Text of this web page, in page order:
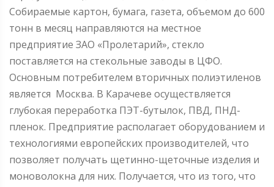
Собираемые картон, бумага, газета, объемом до 600
тонн в месяц направляются на местное
предприятие ЗАО «Пролетарий», стекло
поставляется на стекольные заводы в ЦФО.
Основным потребителем вторичных полиэтиленов
является Москва. В Карачеве осуществляется
глубокая переработка ПЭТ-бутылок, ПВД, ПНД-
пленок. Предприятие располагает оборудованием и
технологиями европейских производителей, что
позволяет получать щетинно-щеточные изделия и
моноволокна для них. Получается, что из того, что